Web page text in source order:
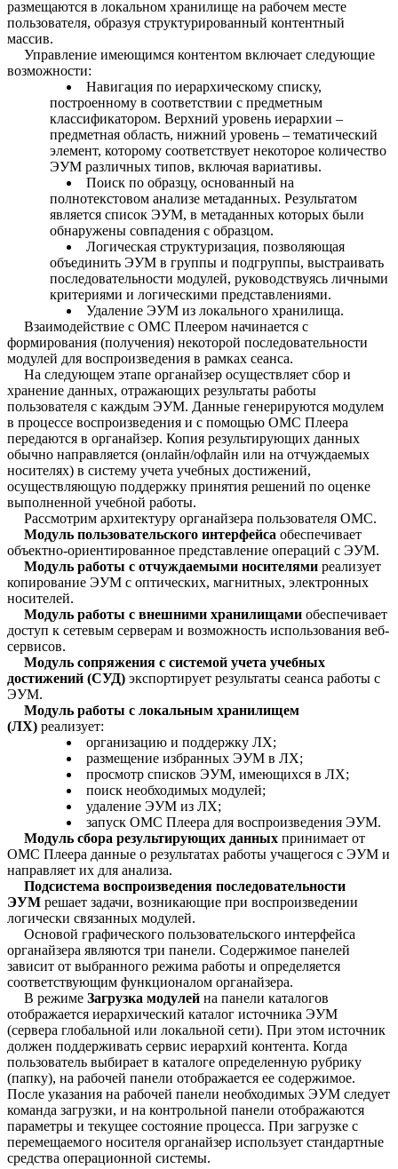
размещаются в локальном хранилище на рабочем месте
пользователя, образуя структурированный контентный
массив.
Управление имеющимся контентом включает следующие
возможности:
Навигация по иерархическому списку,
построенному в соответствии с предметным
классификатором. Верхний уровень иерархии –
предметная область, нижний уровень – тематический
элемент, которому соответствует некоторое количество
ЭУМ различных типов, включая вариативы.
Поиск по образцу, основанный на
полнотекстовом анализе метаданных. Результатом
является список ЭУМ, в метаданных которых были
обнаружены совпадения с образцом.
Логическая структуризация, позволяющая
объединить ЭУМ в группы и подгруппы, выстраивать
последовательности модулей, руководствуясь личными
критериями и логическими представлениями.
Удаление ЭУМ из локального хранилища.
Взаимодействие с ОМС Плеером начинается с
формирования (получения) некоторой последовательности
модулей для воспроизведения в рамках сеанса.
На следующем этапе органайзер осуществляет сбор и
хранение данных, отражающих результаты работы
пользователя с каждым ЭУМ. Данные генерируются модулем
в процессе воспроизведения и с помощью ОМС Плеера
передаются в органайзер. Копия результирующих данных
обычно направляется (онлайн/офлайн или на отчуждаемых
носителях) в систему учета учебных достижений,
осуществляющую поддержку принятия решений по оценке
выполненной учебной работы.
Рассмотрим архитектуру органайзера пользователя ОМС.
Модуль пользовательского интерфейса обеспечивает
объектно-ориентированное представление операций с ЭУМ.
Модуль работы с отчуждаемыми носителямиреализует
копирование ЭУМ с оптических, магнитных, электронных
носителей.
Модуль работы с внешними хранилищамиобеспечивает
доступ к сетевым серверам и возможность использования веб-
сервисов.
Модуль сопряжения с системой учета учебных
достижений (СУД) экспортирует результаты сеанса работы с
ЭУМ.
Модуль работы с локальным хранилищем
(ЛХ) реализует:
организацию и поддержку ЛХ;
размещение избранных ЭУМ в ЛХ;
просмотр списков ЭУМ, имеющихся в ЛХ;
поиск необходимых модулей;
удаление ЭУМ из ЛХ;
запуск ОМС Плеера для воспроизведения ЭУМ.
Модуль сбора результирующих данныхпринимает от
ОМС Плеера данные о результатах работы учащегося с ЭУМ и
направляет их для анализа.
Подсистема воспроизведения последовательности
ЭУМ решает задачи, возникающие при воспроизведении
логически связанных модулей.
Основой графического пользовательского интерфейса
органайзера являются три панели. Содержимое панелей
зависит от выбранного режима работы и определяется
соответствующим функционалом органайзера.
В режиме Загрузка модулейна панели каталогов
отображается иерархический каталог источника ЭУМ
(сервера глобальной или локальной сети). При этом источник
должен поддерживать сервис иерархий контента. Когда
пользователь выбирает в каталоге определенную рубрику
(папку), на рабочей панели отображается ее содержимое.
После указания на рабочей панели необходимых ЭУМ следует
команда загрузки, и на контрольной панели отображаются
параметры и текущее состояние процесса. При загрузке с
перемещаемого носителя органайзер использует стандартные
средства операционной системы.